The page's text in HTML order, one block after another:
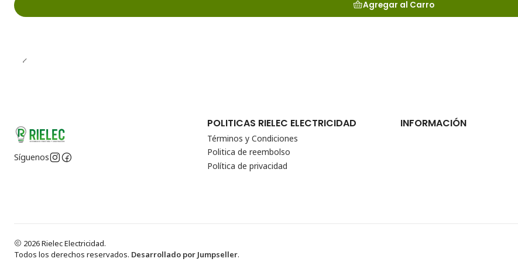
Agregar al Carro
Síguenos
POLITICAS RIELEC ELECTRICIDAD
Términos y Condiciones
Politica de reembolso
Política de privacidad
INFORMACIÓN
2026 Rielec Electricidad.
Todos los derechos reservados. Desarrollado por Jumpseller.